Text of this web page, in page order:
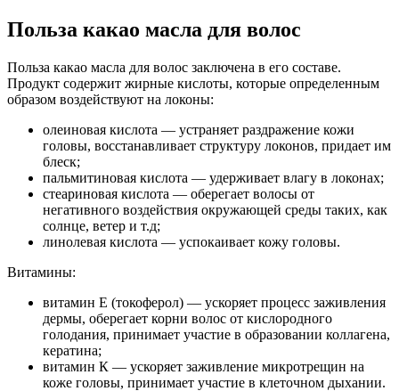
Польза какао масла для волос
Польза какао масла для волос заключена в его составе.
Продукт содержит жирные кислоты, которые определенным
образом воздействуют на локоны:
олеиновая кислота — устраняет раздражение кожи
головы, восстанавливает структуру локонов, придает им
блеск;
пальмитиновая кислота — удерживает влагу в локонах;
стеариновая кислота — оберегает волосы от
негативного воздействия окружающей среды таких, как
солнце, ветер и т.д;
линолевая кислота — успокаивает кожу головы.
Витамины:
витамин Е (токоферол) — ускоряет процесс заживления
дермы, оберегает корни волос от кислородного
голодания, принимает участие в образовании коллагена,
кератина;
витамин К — ускоряет заживление микротрещин на
коже головы, принимает участие в клеточном дыхании.